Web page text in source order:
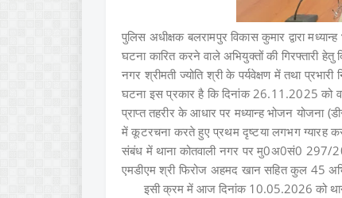
पुलिस अधीक्षक बलरामपुर विकास कुमार द्वारा
घटना कारित करने वाले अभियुक्तों की गिरफ्तारी
नगर श्रीमती ज्योति श्री के पर्यवेक्षण में तथा
घटना इस प्रकार है कि दिनांक 26.11.2025 को
प्राप्त तहरीर के आधार पर मध्यान्ह भोजन योजना
में कूटरचना करते हुए प्रथम दृष्टया लगभग ग्यारह
संबंध में थाना कोतवाली नगर पर मु0अ0सं0 297/
एमडीएम श्री फिरोज अहमद खान सहित कुल 45
इसी क्रम में आज दिनांक 10.05.2026 को थाना